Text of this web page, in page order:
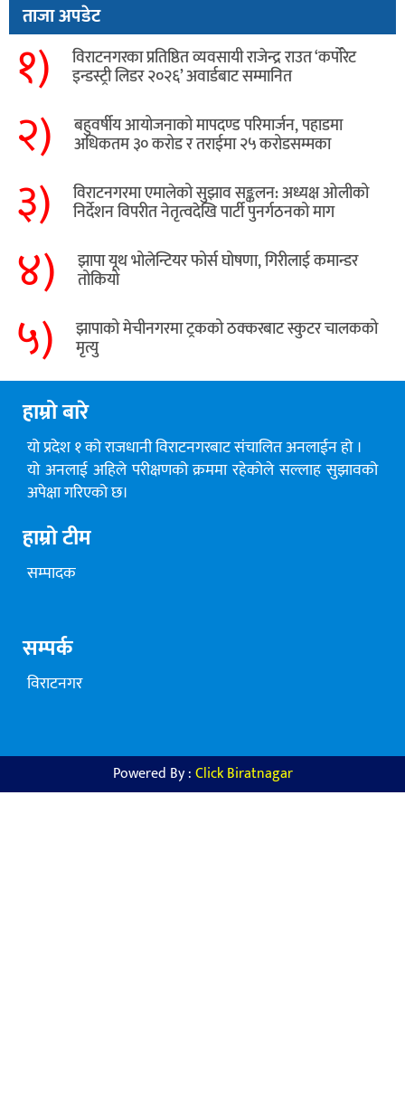
ताजा अपडेट
१) विराटनगरका प्रतिष्ठित व्यवसायी राजेन्द्र राउत ‘कर्पोरेट
इन्डस्ट्री लिडर २०२६’ अवार्डबाट सम्मानित
२) बहुवर्षीय आयोजनाको मापदण्ड परिमार्जन, पहाडमा
अधिकतम ३० करोड र तराईमा २५ करोडसम्मका
३) विराटनगरमा एमालेको सुझाव सङ्कलन: अध्यक्ष ओलीको
निर्देशन विपरीत नेतृत्वदेखि पार्टी पुनर्गठनको माग
४) झापा यूथ भोलेन्टियर फोर्स घोषणा, गिरीलाई कमान्डर
तोकियो
५) ​झापाको मेचीनगरमा ट्रकको ठक्करबाट स्कुटर चालकको
मृत्यु
हाम्रो बारे
यो प्रदेश १ को राजधानी विराटनगरबाट संचालित अनलाईन हो ।
यो अनलाई अहिले परीक्षणको क्रममा रहेकोले सल्लाह सुझावको
अपेक्षा गरिएको छ।
हाम्रो टीम
सम्पादक
सम्पर्क
विराटनगर
Powered By :Click Biratnagar